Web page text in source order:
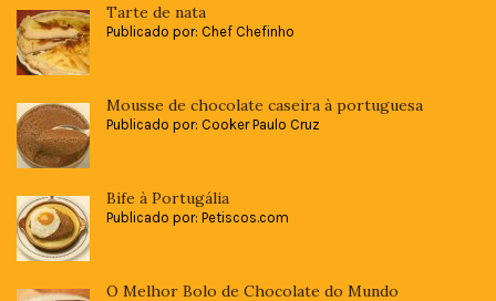
Tarte de nata
Publicado por: Chef Chefinho
Mousse de chocolate caseira à portuguesa
Publicado por: Cooker Paulo Cruz
Bife à Portugália
Publicado por: Petiscos.com
O Melhor Bolo de Chocolate do Mundo